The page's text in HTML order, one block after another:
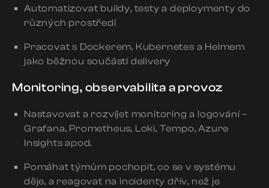
Automatizovat buildy, testy a deploymenty do
různých prostředí
Pracovat s Dockerem, Kubernetes a Helmem
jako běžnou součástí delivery
Monitoring, observabilita a provoz
Nastavovat a rozvíjet monitoring a logování –
Grafana, Prometheus, Loki, Tempo, Azure
Insights apod.
Pomáhat týmům pochopit, co se v systému
děje, a reagovat na incidenty dřív, než je